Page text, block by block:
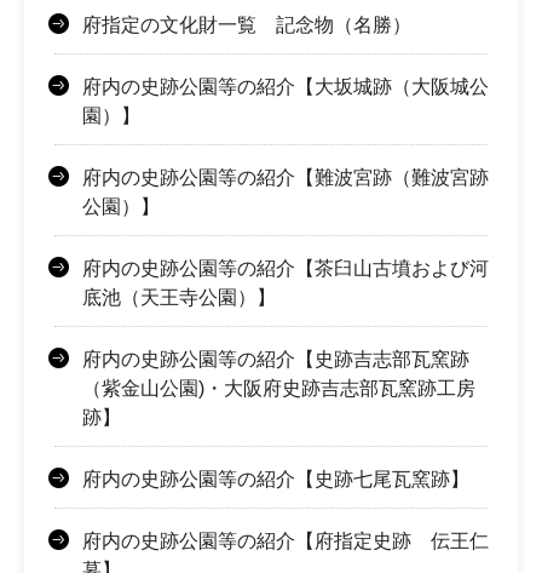
府指定の文化財一覧 記念物（名勝）
府内の史跡公園等の紹介【大坂城跡（大阪城公
園）】
府内の史跡公園等の紹介【難波宮跡（難波宮跡
公園）】
府内の史跡公園等の紹介【茶臼山古墳および河
底池（天王寺公園）】
府内の史跡公園等の紹介【史跡吉志部瓦窯跡
（紫金山公園)・大阪府史跡吉志部瓦窯跡工房
跡】
府内の史跡公園等の紹介【史跡七尾瓦窯跡】
府内の史跡公園等の紹介【府指定史跡 伝王仁